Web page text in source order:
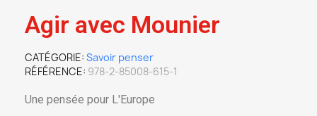
Agir avec Mounier
CATÉGORIE Savoir penser
RÉFÉRENCE 978-2-85008-615-1
Une pensée pour L'Europe